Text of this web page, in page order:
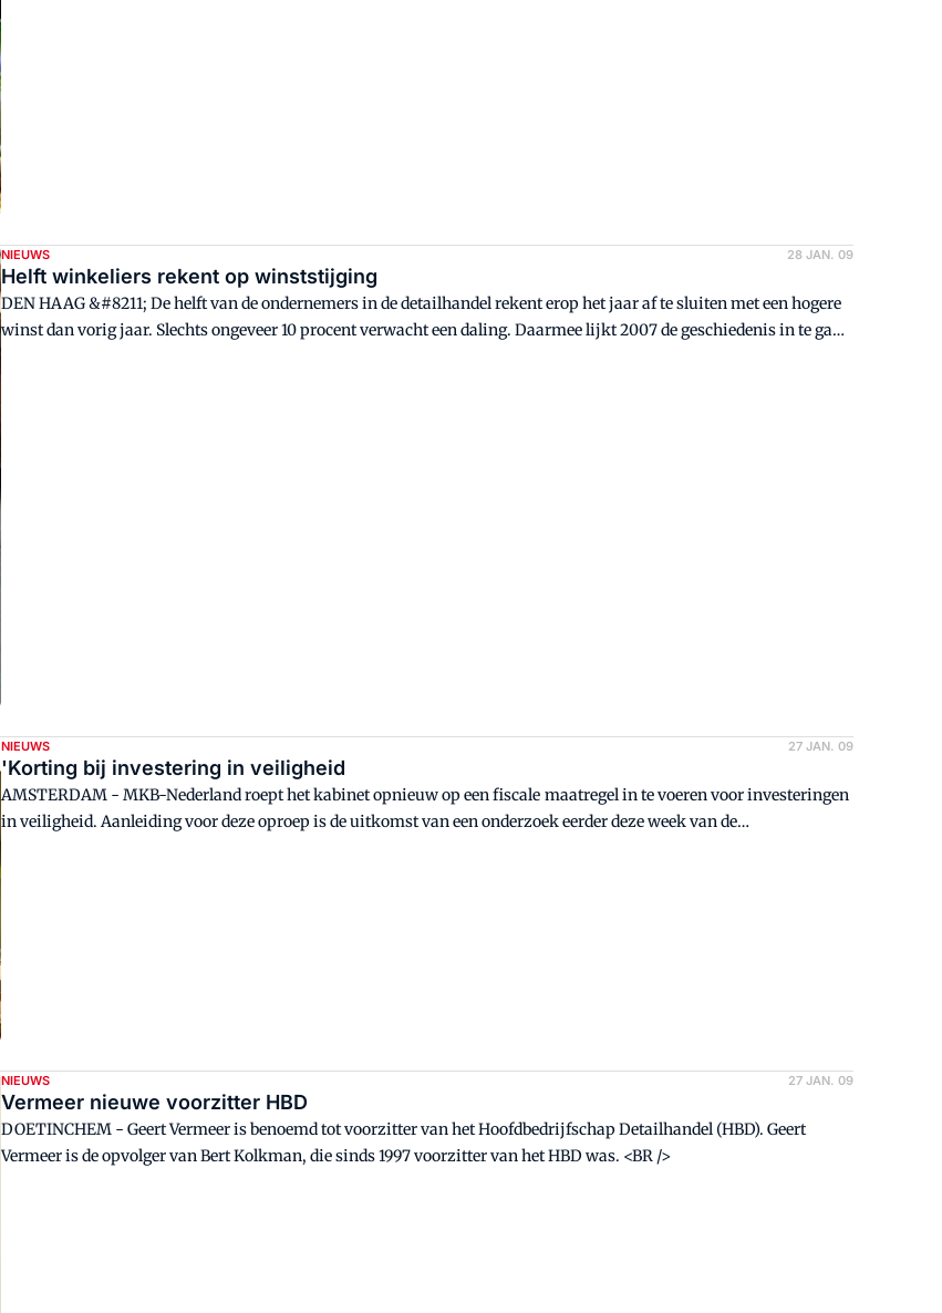
NIEUWS 28 JAN. 09
Helft winkeliers rekent op winststijging
DEN HAAG &#8211; De helft van de ondernemers in de detailhandel rekent erop het jaar af te sluiten met een hogere
winst dan vorig jaar. Slechts ongeveer 10 procent verwacht een daling. Daarmee lijkt 2007 de geschiedenis in te gaan
NIEUWS 27 JAN. 09
'Korting bij investering in veiligheid
AMSTERDAM - MKB-Nederland roept het kabinet opnieuw op een fiscale maatregel in te voeren voor investeringen
in veiligheid. Aanleiding voor deze oproep is de uitkomst van een onderzoek eerder deze week van de
NIEUWS 27 JAN. 09
Vermeer nieuwe voorzitter HBD
DOETINCHEM - Geert Vermeer is benoemd tot voorzitter van het Hoofdbedrijfschap Detailhandel (HBD). Geert
Vermeer is de opvolger van Bert Kolkman, die sinds 1997 voorzitter van het HBD was. <BR />